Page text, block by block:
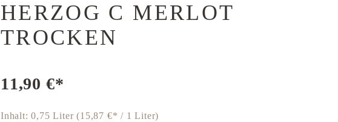
HERZOG C MERLOT
TROCKEN
11,90 €*
Inhalt:0,75 Liter(15,87 €* / 1 Liter)